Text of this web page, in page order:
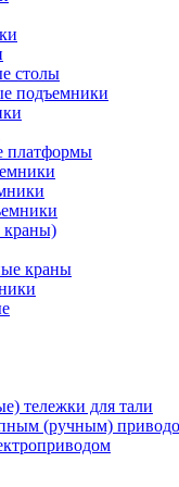
столы
подъемники
платформы
краны)
краны
тележки для тали
(ручным)